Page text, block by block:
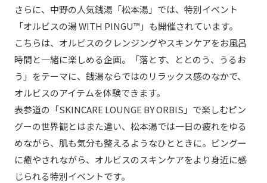
さらに、中野の人気銭湯「松本湯」では、特別イベント
「オルビスの湯 WITH PINGU™」も開催されています。
こちらは、オルビスのクレンジングやスキンケアをお風呂
時間と一緒に楽しめる企画。「落とす、ととのう、うるお
う」をテーマに、銭湯ならではのリラックス感のなかで、
オルビスのアイテムを体験できます。
表参道の「SKINCARE LOUNGE BY ORBIS」で楽しむピン
グーの世界観とはまた違い、松本湯では一日の疲れをゆる
めながら、肌も気分も整えるようなひとときに。ピングー
に癒やされながら、オルビスのスキンケアをより身近に感
じられる特別イベントです。